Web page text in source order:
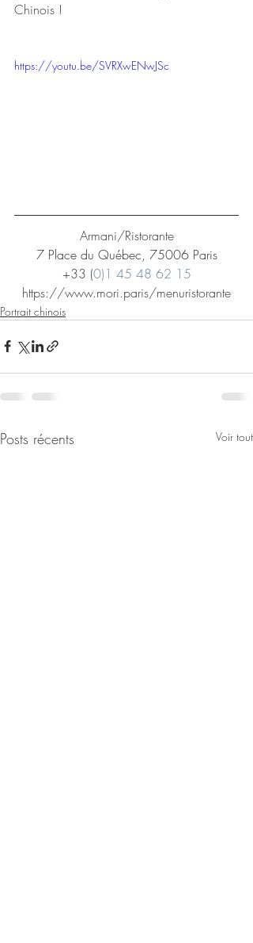
Chinois !
https://youtu.be/SVRXwENwJSc
Armani/Ristorante
7 Place du Québec, 75006 Paris
+33 (0)1 45 48 62 15
https://www.mori.paris/menuristorante
Portrait chinois
Posts récents Voir tout